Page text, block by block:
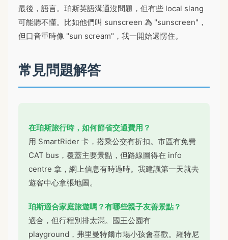
最後，語言。珀斯英語溝通沒問題，但有些 local slang
可能聽不懂。比如他們叫 sunscreen 為 "sunscreen"，
但口音重時像 "sun scream"，我一開始還愣住。
常見問題解答
在珀斯旅行時，如何節省交通費用？
用 SmartRider 卡，搭乘公交有折扣。市區有免費
CAT bus，覆蓋主要景點，但路線圖得在 info
centre 拿，網上信息有時過時。我建議第一天就去
遊客中心拿張地圖。
珀斯適合家庭旅遊嗎？有哪些親子友善景點？
適合，但行程別排太滿。國王公園有
playground，弗里曼特爾市場小孩會喜歡。羅特尼